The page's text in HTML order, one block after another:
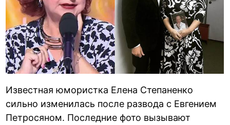
Известная юмористка Елена Степаненко
сильно изменилась после развода с Евгением
Петросяном. Последние фото вызывают